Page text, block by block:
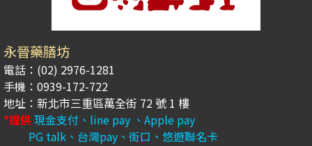
永晉藥膳坊
電話：(02) 2976-1281
手機：0939-172-722
地址：新北市三重區萬全街 72 號 1 樓
*提供現金支付、line pay 、Apple pay
PG talk、台灣pay、街口、悠遊聯名卡